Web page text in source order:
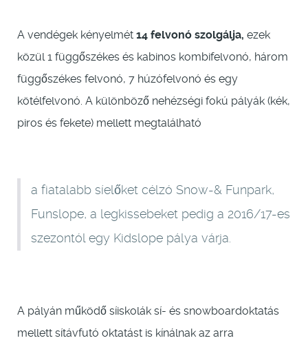
A vendégek kényelmét 14 felvonó szolgálja, ezek
közül 1 függőszékes és kabinos kombifelvonó, három
függőszékes felvonó, 7 húzófelvonó és egy
kötélfelvonó. A különböző nehézségi fokú pályák (kék,
piros és fekete) mellett megtalálható
a fiatalabb síelőket célzó Snow-& Funpark,
Funslope, a legkissebeket pedig a 2016/17-es
szezontól egy Kidslope pálya várja.
A pályán működő síiskolák sí- és snowboardoktatás
mellett sítávfutó oktatást is kínálnak az arra